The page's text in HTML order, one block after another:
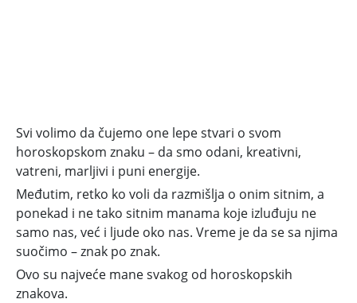
Svi volimo da čujemo one lepe stvari o svom
horoskopskom znaku – da smo odani, kreativni,
vatreni, marljivi i puni energije.
Međutim, retko ko voli da razmišlja o onim sitnim, a
ponekad i ne tako sitnim manama koje izluđuju ne
samo nas, već i ljude oko nas. Vreme je da se sa njima
suočimo – znak po znak.
Ovo su najveće mane svakog od horoskopskih
znakova.